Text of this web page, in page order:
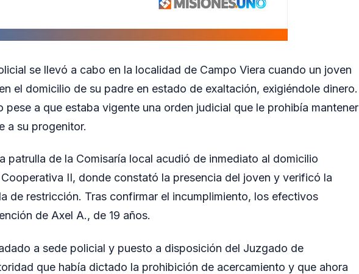
se llevó a cabo en la localidad de Campo Viera cuando un joven
el domicilio de su padre en estado de exaltación, exigiéndole dinero.
pese a que estaba vigente una orden judicial que le prohibía mantener
a su progenitor.
patrulla de la Comisaría local acudió de inmediato al domicilio
II, donde constató la presencia del joven y verificó la
de restricción. Tras confirmar el incumplimiento, los efectivos
de Axel A., de 19 años.
a sede policial y puesto a disposición del Juzgado de
que había dictado la prohibición de acercamiento y que ahora